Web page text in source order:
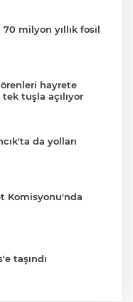
70 milyon yıllık fosil
hayrete
tuşla açılıyor
da yolları
Komisyonu'nda
taşındı